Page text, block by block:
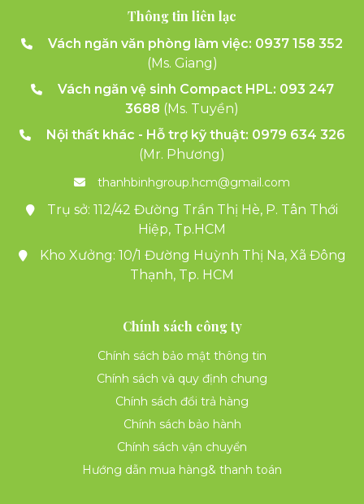
Thông tin liên lạc
Vách ngăn văn phòng làm việc: 0937 158 352
(Ms. Giang)
Vách ngăn vệ sinh Compact HPL: 093 247
3688 (Ms. Tuyền)
Nội thất khác - Hỗ trợ kỹ thuật: 0979 634 326
(Mr. Phương)
thanhbinhgroup.hcm@gmail.com
Trụ sở: 112/42 Đường Trần Thị Hè, P. Tân Thới
Hiệp, Tp.HCM
Kho Xưởng: 10/1 Đường Huỳnh Thị Na, Xã Đông
Thạnh, Tp. HCM
Chính sách công ty
Chính sách bảo mật thông tin
Chính sách và quy định chung
Chính sách đổi trả hàng
Chính sách bảo hành
Chính sách vận chuyển
Hướng dẫn mua hàng& thanh toán